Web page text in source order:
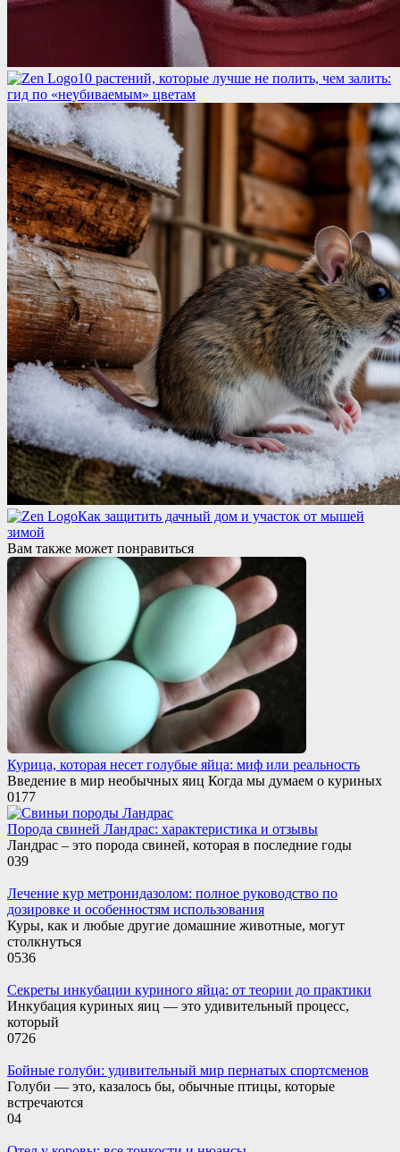
10 растений, которые лучше не полить, чем залить:
гид по «неубиваемым» цветам
Как защитить дачный дом и участок от мышей
зимой
Вам также может понравиться
Курица, которая несет голубые яйца: миф или реальность
Введение в мир необычных яиц Когда мы думаем о куриных
0177
Порода свиней Ландрас: характеристика и отзывы
Ландрас – это порода свиней, которая в последние годы
039
Лечение кур метронидазолом: полное руководство по
дозировке и особенностям использования
Куры, как и любые другие домашние животные, могут
столкнуться
0536
Секреты инкубации куриного яйца: от теории до практики
Инкубация куриных яиц — это удивительный процесс,
который
0726
Бойные голуби: удивительный мир пернатых спортсменов
Голуби — это, казалось бы, обычные птицы, которые
встречаются
04